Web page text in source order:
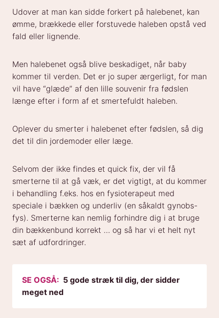
Udover at man kan sidde forkert på halebenet, kan
ømme, brækkede eller forstuvede haleben opstå ved
fald eller lignende.
Men halebenet også blive beskadiget, når baby
kommer til verden. Det er jo super ærgerligt, for man
vil have “glæde” af den lille souvenir fra fødslen
længe efter i form af et smertefuldt haleben.
Oplever du smerter i halebenet efter fødslen, så dig
det til din jordemoder eller læge.
Selvom der ikke findes et quick fix, der vil få
smerterne til at gå væk, er det vigtigt, at du kommer
i behandling f.eks. hos en fysioterapeut med
speciale i bækken og underliv (en såkaldt gynobs-
fys). Smerterne kan nemlig forhindre dig i at bruge
din bækkenbund korrekt … og så har vi et helt nyt
sæt af udfordringer.
SE OGSÅ: 5 gode stræk til dig, der sidder
meget ned